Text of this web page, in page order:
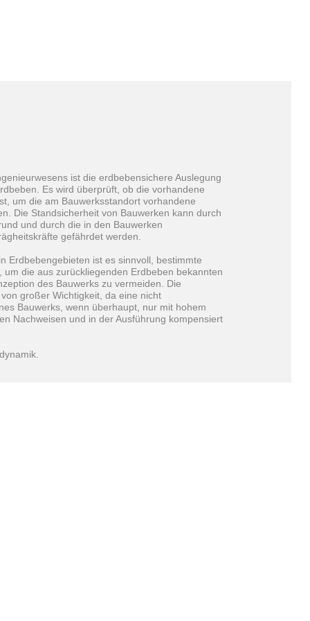
ist die erdbebensichere Auslegung
Es wird überprüft, ob die vorhandene
um die am Bauwerksstandort vorhandene
Die Standsicherheit von Bauwerken kann durch
und durch die in den Bauwerken
gefährdet werden.
Erdbebengebieten ist es sinnvoll, bestimmte
die aus zurückliegenden Erdbeben bekannten
des Bauwerks zu vermeiden. Die
großer Wichtigkeit, da eine nicht
Bauwerks, wenn überhaupt, nur mit hohem
Nachweisen und in der Ausführung kompensiert